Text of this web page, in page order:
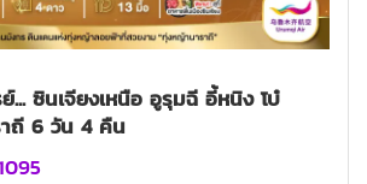
... ซินเจียงเหนือ อูรุมฉี อี้หนิง โบ๋
ถี 6 วัน 4 คืน